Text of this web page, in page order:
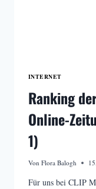
INTERNET
Ranking
Online-
1)
Von Flora Balogh
Für uns bei CLIP